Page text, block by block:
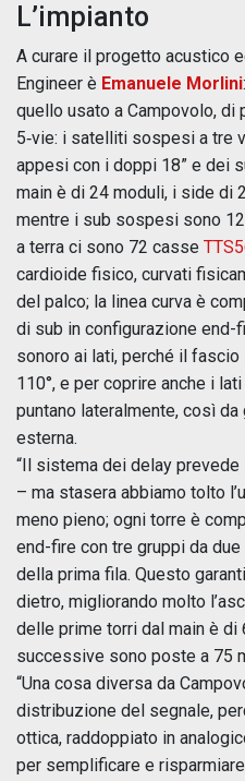
L’impianto
A curare il progetto acustico
Engineer è Emanuele Morlini
quello usato a Campovolo, di
5‑vie: i satelliti sospesi a tre
appesi con i doppi 18” e dei
main è di 24 moduli, i side di
mentre i sub sospesi sono
a terra ci sono 72 casse
cardioide fisico, curvati
del palco; la linea curva è
di sub in configurazione end-
sonoro ai lati, perché il
110°, e per coprire anche i
puntano lateralmente, così
esterna.
“Il sistema dei delay
– ma stasera abbiamo tolto
meno pieno; ogni torre è
end-fire con tre gruppi da
della prima fila. Questo
dietro, migliorando molto
delle prime torri dal main è di
successive sono poste a 75
“Una cosa diversa da
distribuzione del segnale,
ottica, raddoppiato in
per semplificare e